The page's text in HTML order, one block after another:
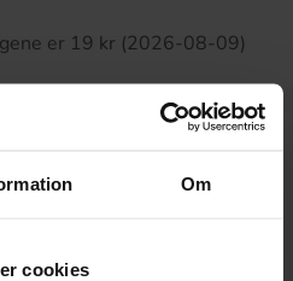
Om
cookies
er 19 kr (2026-08-09)
produkter